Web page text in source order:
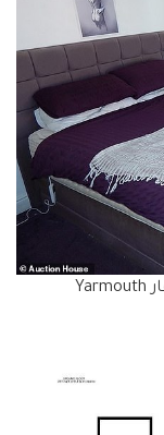
الخيارات: واحدة من غرف النوم الثلاث في عقار Yarmouth